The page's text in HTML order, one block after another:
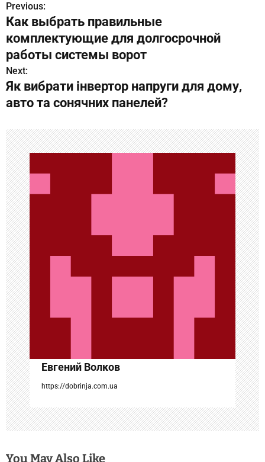
Н
а
в
и
г
ц
и
я
п
о
з
а
п
и
с
я
м
Previous:
Как выбрать правильные
комплектующие для долгосрочной
работы системы ворот
Next:
Як вибрати інвертор напруги для дому,
авто та сонячних панелей?
Евгений Волков
https://dobrinja.com.ua
You May Also Like